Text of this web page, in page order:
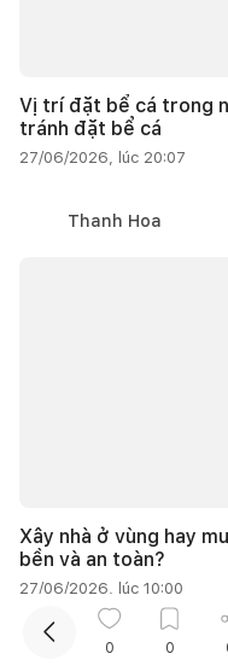
Vị trí đặt bể cá trong
tránh đặt bể cá
27/06/2026, lúc 20:07
Thanh Hoa
Xây nhà ở vùng hay
bền và an toàn?
27/06/2026, lúc 10:00
Cẩm Vân
0 0